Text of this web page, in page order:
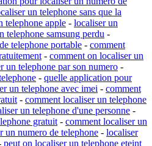
un telephone sans que la
telephone apple - localiser un
telephone samsung perdu -
telephone portable - comment
- comment on localiser un
un telephone par son numero -
- quelle application pour
un telephone avec imei - comment
- comment localiser un telephone
un telephone d'une personne -
gratuit - comment localiser un
un numero de telephone - localiser
peut on localiser un telephone eteint